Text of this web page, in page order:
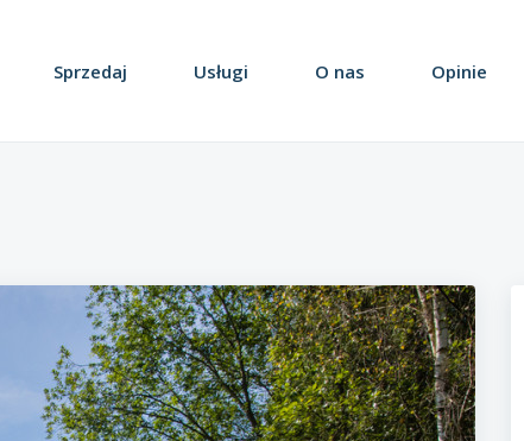
Sprzedaj Usługi O nas Opinie